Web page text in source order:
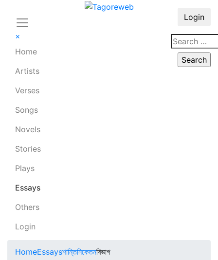
×
Home
Artists
Verses
Songs
Novels
Stories
Plays
Essays
Others
Login
Login
HomeEssaysশান্তিনিকেতনবিভাগ